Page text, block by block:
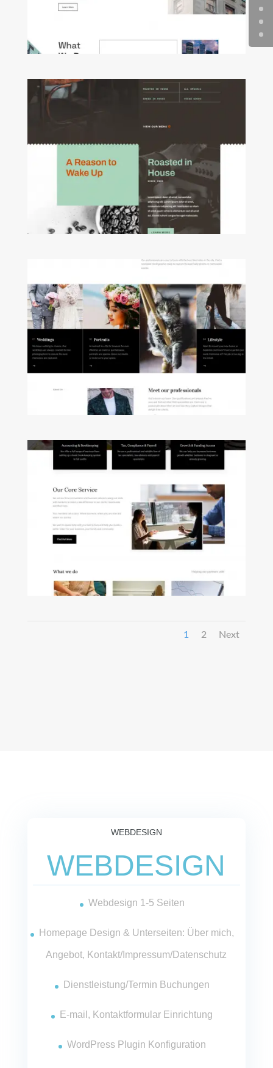
1 2 Next
WEBDESIGN
WEBDESIGN
Webdesign 1-5 Seiten
Homepage Design & Unterseiten: Über mich,
Angebot, Kontakt/Impressum/Datenschutz
Dienstleistung/Termin Buchungen
E-mail, Kontaktformular Einrichtung
WordPress Plugin Konfiguration